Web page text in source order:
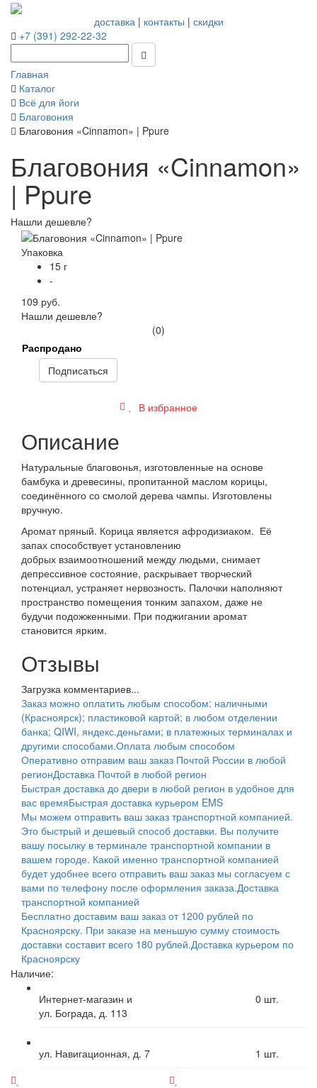
доставка| контакты | скидки
+7 (391) 292-22-32
Главная
Каталог
Всё для йоги
Благовония
Благовония «Cinnamon» | Ppure
Благовония «Cinnamon»
| Ppure
Нашли дешевле?
Упаковка
15 г
-
109 руб.
Нашли дешевле?
(0)
Распродано
Подписаться
В избранное
Описание
Натуральные благовонья, изготовленные на основе
бамбука и древесины, пропитанной маслом корицы,
соединённого со смолой дерева чампы. Изготовлены
вручную.
Аромат пряный. Корица является афродизиаком. Её
запах способствует установлению
добрых взаимоотношений между людьми, снимает
депрессивное состояние, раскрывает творческий
потенциал, устраняет нервозность. Палочки наполняют
пространство помещения тонким запахом, даже не
будучи подожженными. При поджигании аромат
становится ярким.
Отзывы
Загрузка комментариев...
Заказ можно оплатить любым способом: наличными
(Красноярск); пластиковой картой; в любом отделении
банка; QIWI, яндекс.деньгами; в платежных терминалах и
другими способами.Оплата любым способом
Оперативно отправим ваш заказ Почтой России в любой
регионДоставка Почтой в любой регион
Быстрая доставка до двери в любой регион в удобное для
вас времяБыстрая доставка курьером EMS
Мы можем отправить ваш заказ транспортной компанией.
Это быстрый и дешевый способ доставки. Вы получите
вашу посылку в терминале транспортной компании в
вашем городе. Какой именно транспортной компанией
будет удобнее всего отправить ваш заказ мы согласуем с
вами по телефону после оформления заказа.Доставка
транспортной компанией
Бесплатно доставим ваш заказ от 1200 рублей по
Красноярску. При заказе на меньшую сумму стоимость
доставки составит всего 180 рублей.Доставка курьером по
Красноярску
Наличие:
Интернет-магазин и
ул. Бограда, д. 113
0 шт.
ул. Навигационная, д. 7 1 шт.